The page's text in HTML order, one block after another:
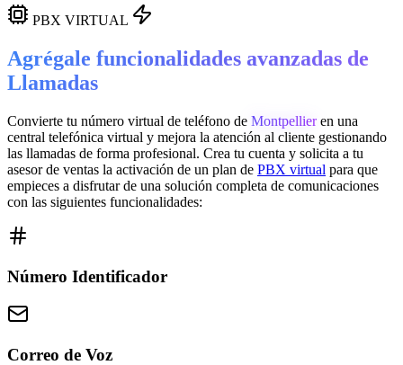
PBX VIRTUAL
Agrégale funcionalidades avanzadas de
Llamadas
Convierte tu número virtual de teléfono de Montpellier en una
central telefónica virtual y mejora la atención al cliente gestionando
las llamadas de forma profesional. Crea tu cuenta y solicita a tu
asesor de ventas la activación de un plan de PBX virtual para que
empieces a disfrutar de una solución completa de comunicaciones
con las siguientes funcionalidades:
Número Identificador
Correo de Voz